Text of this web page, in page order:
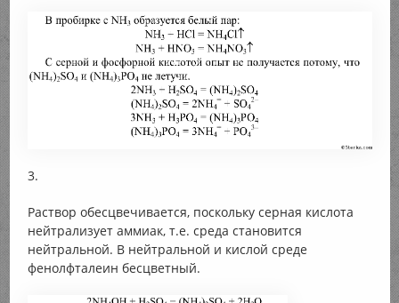
3.
Раствор обесцвечивается, поскольку серная кислота
нейтрализует аммиак, т.е. среда становится
нейтральной. В нейтральной и кислой среде
фенолфталеин бесцветный.